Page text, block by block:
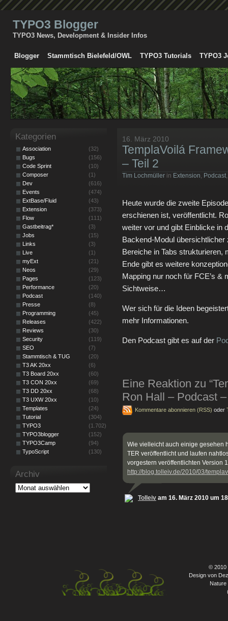
TYPO3 Blogger
TYPO3 News, Development & Insider Infos
Blogger Stammtisch Bielefeld/OWL TYPO3 Tutorials TYPO3
16. März 2010
TemplaVoilá
– Teil 2
Tim Lochmüller in Extension, Podcast
Heute wurde die zweite
erschienen ist, veröffentlicht.
weiter vor und gibt Einblicke in
Backend-Modul
Bereiche in Tabs strukturieren,
Ende gibt es weitere
Mapping nur noch für FCE’s &
Sichtweise…
Wer sich für die Ideen
mehr Informationen.
Den Podcast gibt es auf der
Eine Reaktion zu
Ron Hall – Podcast –
Kommentare abonnieren (RSS) oder
Wie vielleicht auch einige gesehen
TER veröffentlicht und laufen
vorgestern veröffentlichten Version
http://blog.tolleiv.de/2010/03/
Tolleiv am 16. März 2010 um
Kategorien
Association
(32)
Bugs
(156)
Code Sprint
(10)
Composer
(1)
Dev
(616)
Events
(474)
ExtBase/Fluid
(43)
Extension
(373)
Flow
(111)
Gastbeitrag*
(3)
Jobs
(15)
Links
(3)
Live
(1)
myExt
(21)
Neos
(29)
Pages
(123)
Performance
(20)
Podcast
(140)
Presse
(8)
Programming
(45)
Releases
(422)
Reviews
(30)
Security
(119)
SEO
(7)
Stammtisch & TUG
(20)
T3 AK 20xx
(6)
T3 Board 20xx
(60)
T3 CON 20xx
(69)
T3 DD 20xx
(68)
T3 UXW 20xx
(10)
Templates
(24)
Tutorial
(304)
TYPO3
(1.702)
TYPO3blogger
(152)
TYPO3Camp
(94)
TypoScript
(130)
Archiv
© 2010
Design von
Nature